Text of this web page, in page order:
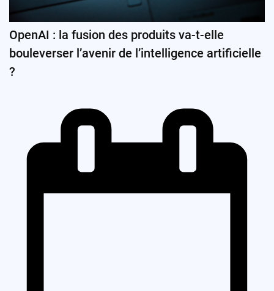
OpenAI : la fusion des produits va-t-elle
bouleverser l’avenir de l’intelligence artificielle
?